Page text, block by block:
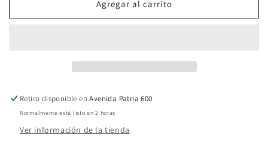
Plush
Dolly
Plush
Agregar al carrito
Retiro disponible enAvenida Patria 600
Normalmente está listo en 2 horas
Ver información de la tienda